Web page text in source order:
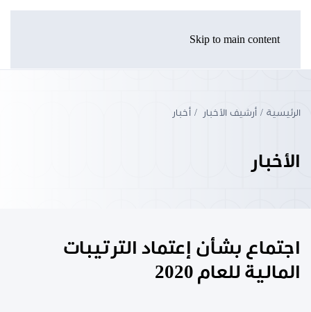
Skip to main content
الرئيسية أرشيف الأخبار أخبار
الأخبار
اجتماع بشأن إعتماد الترتيبات
المالية للعام 2020